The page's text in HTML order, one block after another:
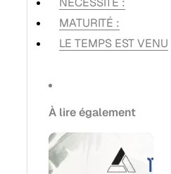
MATURITÉ :
LE TEMPS EST VENU
À lire également